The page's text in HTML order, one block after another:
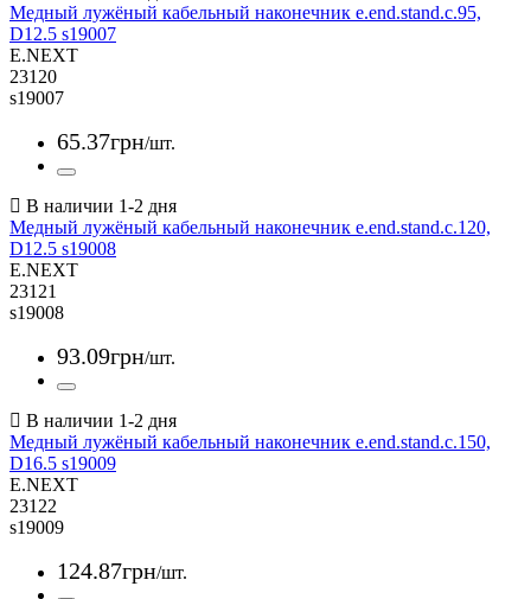
Медный лужёный кабельный наконечник e.end.stand.c.95,
D12.5 s19007
E.NEXT
23120
s19007
65.37грн/шт.
Медный лужёный кабельный наконечник e.end.stand.c.120,
D12.5 s19008
E.NEXT
23121
s19008
93.09грн/шт.
Медный лужёный кабельный наконечник e.end.stand.c.150,
D16.5 s19009
E.NEXT
23122
s19009
124.87грн/шт.